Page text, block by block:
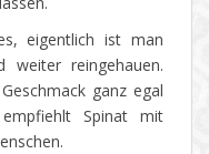
eigentlich ist man
reingehauen.
ganz egal
Spinat mit